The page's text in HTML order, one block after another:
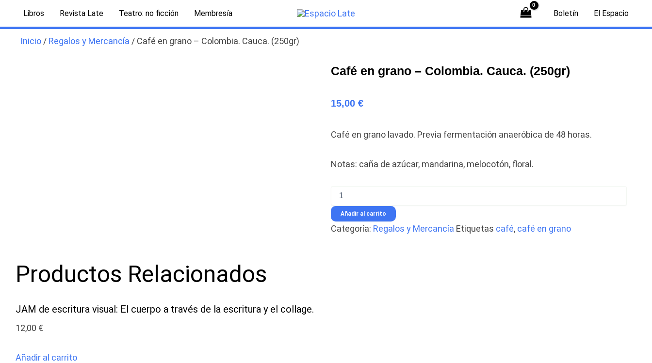
Libros Revista Late Teatro: no ficción Membresía Boletín El Espacio
Inicio / Regalos y Mercancía / Café en grano – Colombia. Cauca. (250gr)
Café en grano – Colombia. Cauca. (250gr)
15,00 €
Café en grano lavado. Previa fermentación anaeróbica de 48 horas.
Notas: caña de azúcar, mandarina, melocotón, floral.
Café
grano
-
Colombia.
Añadir al carrito
Categoría: Regalos y Mercancía Etiquetas café, café en grano
Productos Relacionados
JAM de escritura visual: El cuerpo a través de la escritura y el collage.
12,00 €
Añadir al carrito